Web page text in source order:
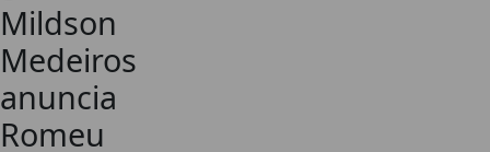
Mildson
Medeiros
anuncia
Romeu